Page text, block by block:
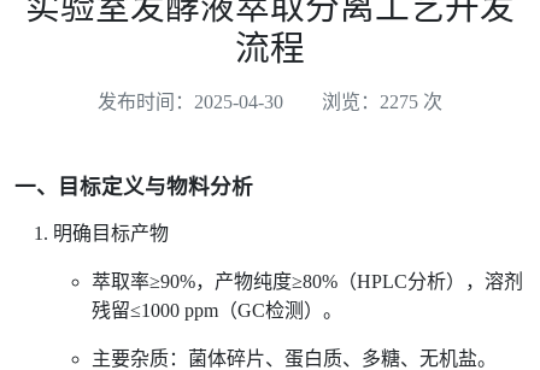
流程
发布时间：2025-04-30 浏览：2275 次
一、目标定义与物料分析
明确目标产物
萃取率≥90%，产物纯度≥80%（HPLC分析），溶剂
残留≤1000 ppm（GC检测）。
主要杂质：菌体碎片、蛋白质、多糖、无机盐。